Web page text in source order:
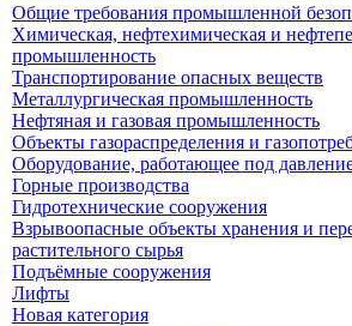
Общие требования промышленной
Химическая, нефтехимическая и
промышленность
Транспортирование опасных веществ
Металлургическая промышленность
Нефтяная и газовая промышленность
Объекты газораспределения и
Оборудование, работающее под
Горные производства
Гидротехнические сооружения
Взрывоопасные объекты хранения и
растительного сырья
Подъёмные сооружения
Лифты
Новая категория